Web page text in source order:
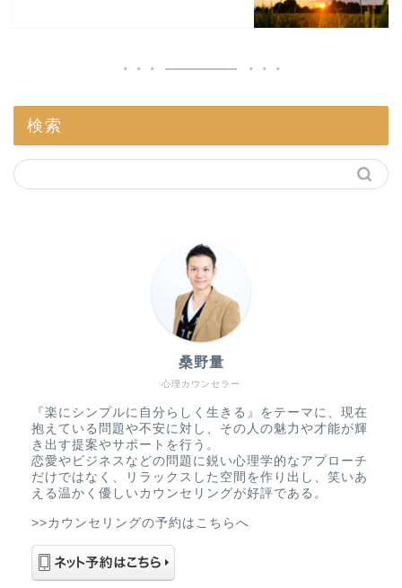
検索
心理カウンセラー
桑野量
『楽にシンプルに自分らしく生きる』をテーマに、現在
抱えている問題や不安に対し、その人の魅力や才能が輝
き出す提案やサポートを行う。
恋愛やビジネスなどの問題に鋭い心理学的なアプローチ
だけではなく、リラックスした空間を作り出し、笑いあ
える温かく優しいカウンセリングが好評である。
>>カウンセリングの予約はこちらへ